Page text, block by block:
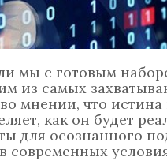
мы с готовым
из самых
мнении, что
как он будет
для осознанного
современных